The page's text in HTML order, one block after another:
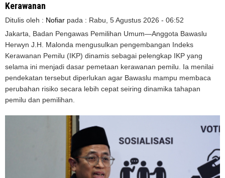
Kerawanan
Ditulis oleh : Nofiar pada : Rabu, 5 Agustus 2026 - 06:52
Jakarta, Badan Pengawas Pemilihan Umum—Anggota Bawaslu
Herwyn J.H. Malonda mengusulkan pengembangan Indeks
Kerawanan Pemilu (IKP) dinamis sebagai pelengkap IKP yang
selama ini menjadi dasar pemetaan kerawanan pemilu. Ia menilai
pendekatan tersebut diperlukan agar Bawaslu mampu membaca
perubahan risiko secara lebih cepat seiring dinamika tahapan
pemilu dan pemilihan.